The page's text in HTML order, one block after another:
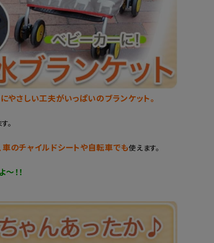
やさしい工夫がいっぱいのブランケット。
。
車のチャイルドシートや自転車でも使えます。
！！